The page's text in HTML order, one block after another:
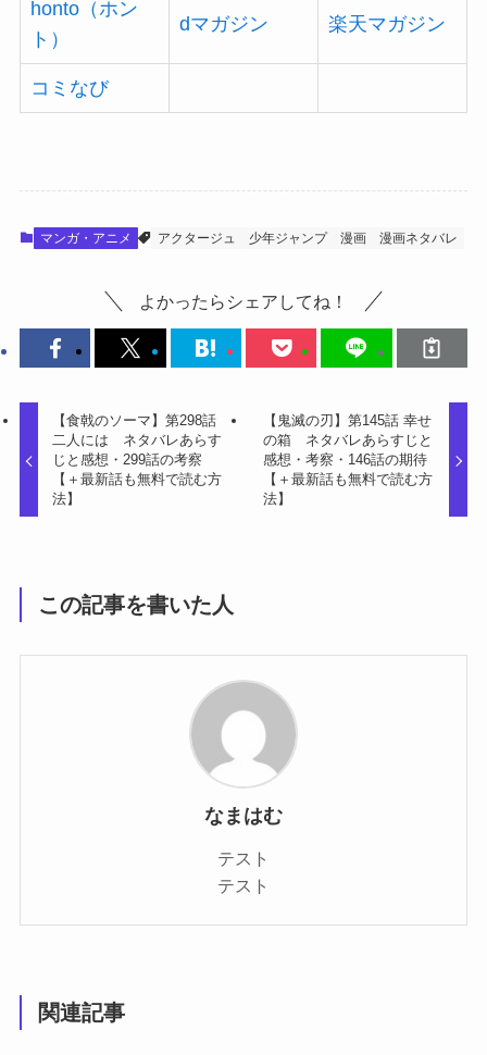
honto（ホン
ト）
dマガジン 楽天マガジン
コミなび
マンガ・アニメ アクタージュ 少年ジャンプ 漫画 漫画ネタバレ
よかったらシェアしてね！
【食戟のソーマ】第298話
二人には ネタバレあらす
じと感想・299話の考察
【＋最新話も無料で読む方
法】
【鬼滅の刃】第145話 幸せ
の箱 ネタバレあらすじと
感想・考察・146話の期待
【＋最新話も無料で読む方
法】
この記事を書いた人
なまはむ
テスト
テスト
関連記事